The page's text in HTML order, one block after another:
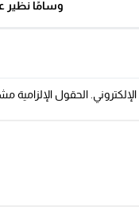
وسامًا نظير
الحقول الإلزامية